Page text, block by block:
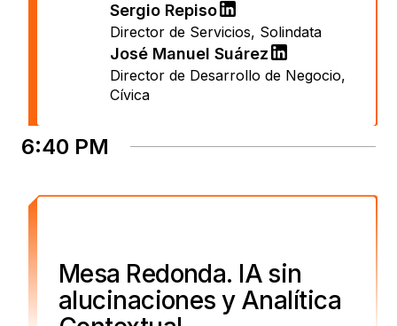
Sergio Repiso
Director de Servicios, Solindata
José Manuel Suárez
Director de Desarrollo de Negocio,
Cívica
6:40 PM
Mesa Redonda. IA sin
alucinaciones y Analítica